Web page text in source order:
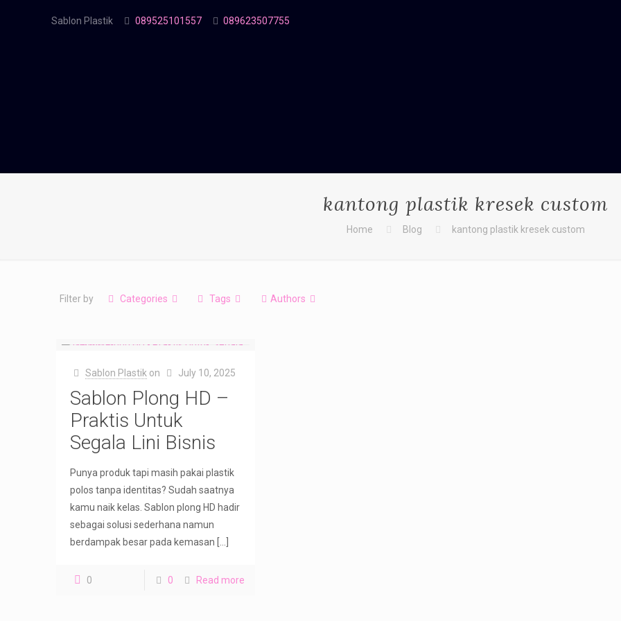
Sablon Plastik 089525101557 089623507755
kantong plastik kresek custom
Home Blog kantong plastik kresek custom
Filter by Categories Tags Authors
Sablon Plastik on July 10, 2025
Sablon Plong HD –
Praktis Untuk
Segala Lini Bisnis
Punya produk tapi masih pakai plastik
polos tanpa identitas? Sudah saatnya
kamu naik kelas. Sablon plong HD hadir
sebagai solusi sederhana namun
berdampak besar pada kemasan
0 0 Read more